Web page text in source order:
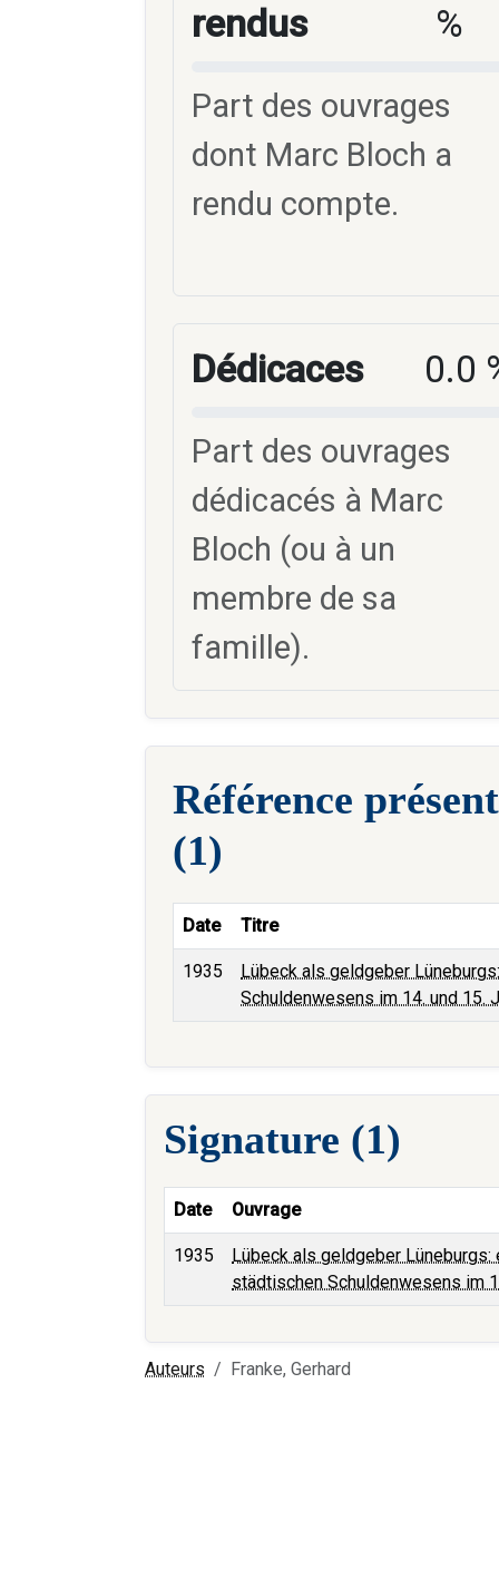
rendus
%
Part des ouvrages
dont Marc Bloch a
rendu compte.
Dédicaces 0.0
Part des ouvrages
dédicacés à Marc
Bloch (ou à un
membre de sa
famille).
Référence
(1)
Date Titre
1935
Lübeck als geldgeber
Schuldenwesens im 14. und 15.
Signature (1)
Date Ouvrage
1935
Lübeck als geldgeber
städtischen Schuldenwesens im
Auteurs Franke, Gerhard